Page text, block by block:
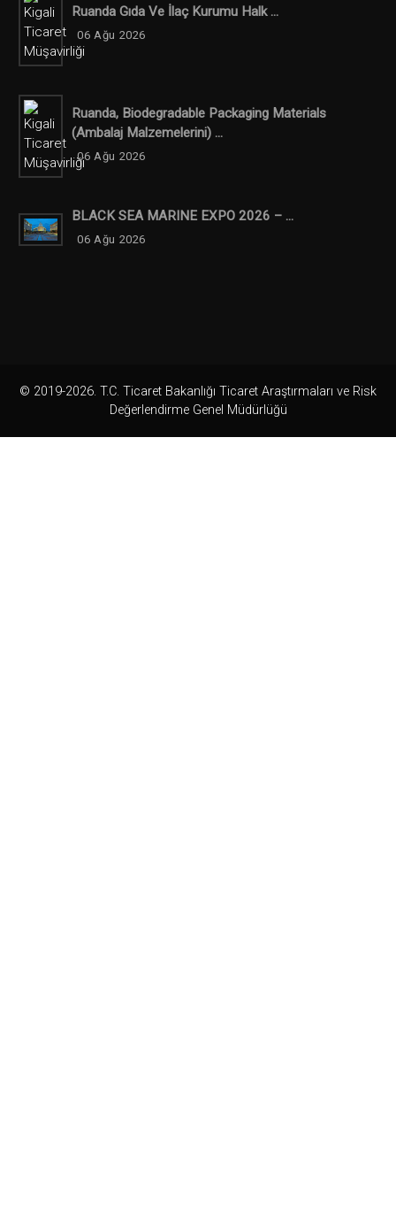
Ruanda Gıda Ve İlaç Kurumu Halk ...
06 Ağu 2026
Ruanda, Biodegradable Packaging Materials
(ambalaj Malzemelerini) ...
06 Ağu 2026
BLACK SEA MARINE EXPO 2026 – ...
06 Ağu 2026
© 2019-2026. T.C. Ticaret Bakanlığı Ticaret Araştırmaları ve Risk
Değerlendirme Genel Müdürlüğü